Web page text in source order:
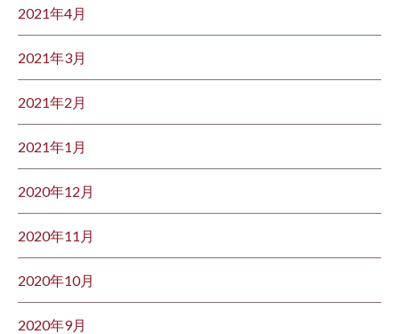
2021年4月
2021年3月
2021年2月
2021年1月
2020年12月
2020年11月
2020年10月
2020年9月